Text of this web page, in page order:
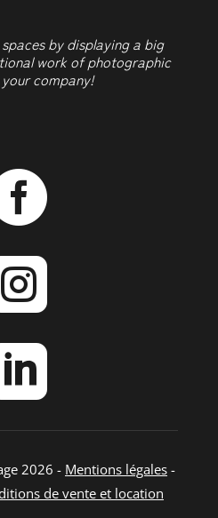
by displaying a big
work of photographic
company!
2026 - Mentions légales-
de vente et location